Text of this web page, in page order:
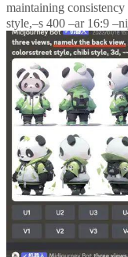
maintaining
style,–s 400 –ar 16:9